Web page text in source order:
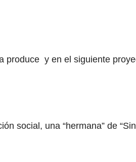
produce y en el siguiente
social, una “hermana” de